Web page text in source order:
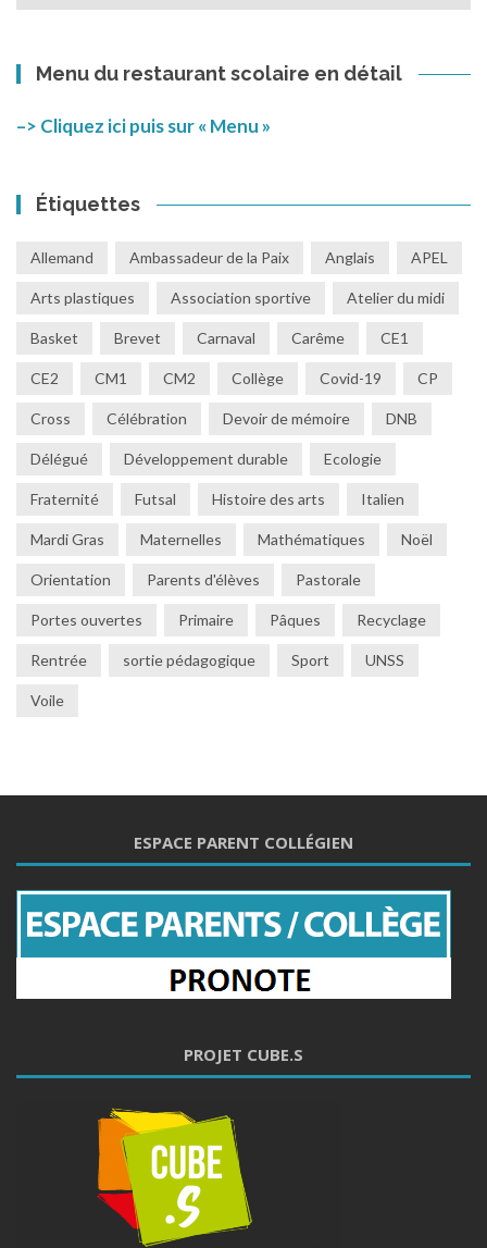
Menu du restaurant scolaire en détail
–> Cliquez ici puis sur « Menu »
Étiquettes
Allemand Ambassadeur de la Paix Anglais APEL
Arts plastiques Association sportive Atelier du midi
Basket Brevet Carnaval Carême CE1
CE2 CM1 CM2 Collège Covid-19 CP
Cross Célébration Devoir de mémoire DNB
Délégué Développement durable Ecologie
Fraternité Futsal Histoire des arts Italien
Mardi Gras Maternelles Mathématiques Noël
Orientation Parents d'élèves Pastorale
Portes ouvertes Primaire Pâques Recyclage
Rentrée sortie pédagogique Sport UNSS
Voile
ESPACE PARENT COLLÉGIEN
PROJET CUBE.S